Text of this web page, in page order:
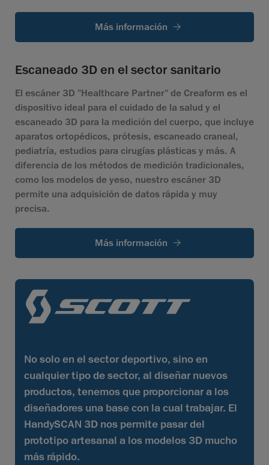
Más información
Escaneado 3D en el sector sanitario
El escáner 3D "Healthcare Partner" de Creaform es el
dispositivo ideal para el cuidado de la salud y el
escaneado 3D para la medición del cuerpo, que incluye
aparatos ortopédicos, prótesis, escaneado craneal,
pediatría, estudios para cirugías plásticas y más. A
diferencia de los métodos de medición tradicionales,
como los modelos de yeso, nuestro escáner 3D
permite una adquisición de datos rápida y muy
precisa.
Más información
No solo en el sector deportivo, sino en
cualquier tipo de sector, al diseñar nuevos
productos, tenemos que proporcionar a los
diseñadores una base con la cual trabajar. El
HandySCAN 3D nos permite pasar del
prototipo artesanal a los modelos 3D mucho
más rápido.